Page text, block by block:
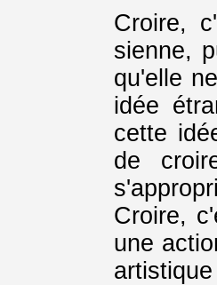
Croire,
sienne,
qu'elle
idée
cette
de
Croire,
une